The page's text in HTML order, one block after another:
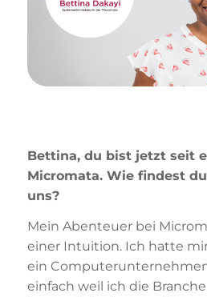
Bettina, du bist jetzt seit
Micromata. Wie findest
uns?
Mein Abenteuer bei
einer Intuition. Ich hatte
ein
einfach weil ich die